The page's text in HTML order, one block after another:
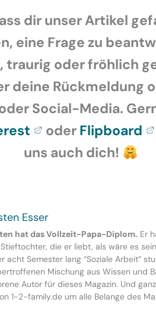
dir unser Artikel
eine Frage zu
traurig oder fröhlich
deine Rückmeldung
Social-Media.
oder Flipboard
uns auch dich!
Esser
hat das Vollzeit-Papa-Diplom. Er
die er liebt, als wäre es
acht Semester lang “Soziale Arbeit”
Mischung aus Wissen und
Autor für dieses Magazin. Und
1-2-family.de um alle Belange des